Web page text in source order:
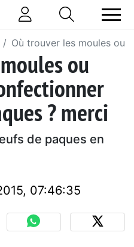
Où trouver les moules ou
ou
? merci
de paques en
07:46:35